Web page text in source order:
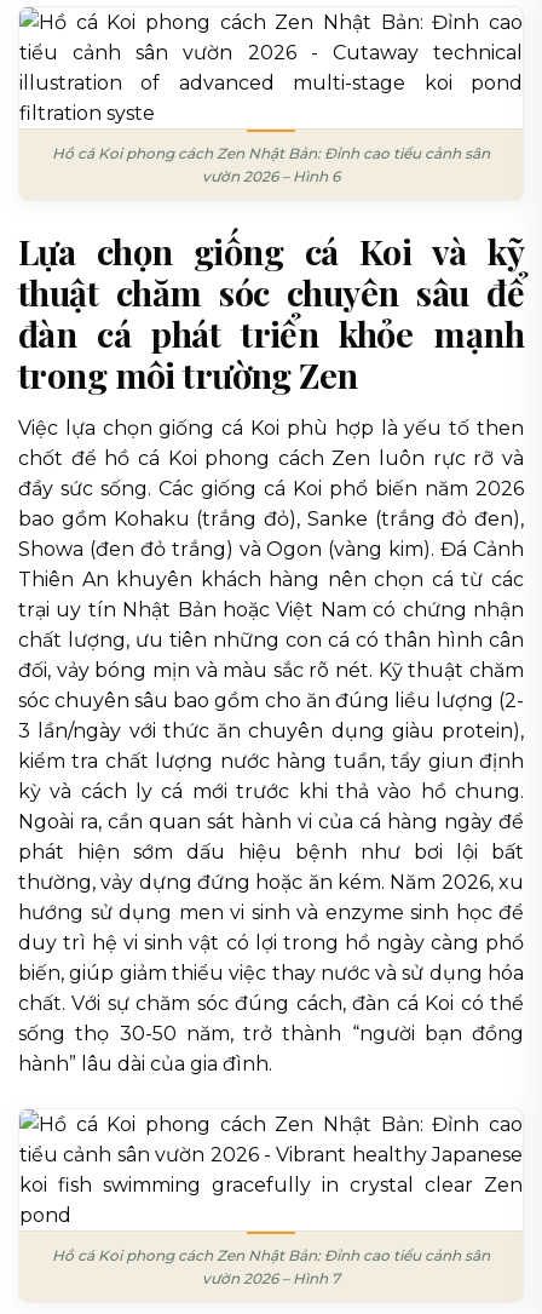
Hồ cá Koi phong cách Zen Nhật Bản: Đỉnh cao tiểu cảnh sân
vườn 2026 – Hình 6
Lựa chọn giống cá Koi và kỹ
thuật chăm sóc chuyên sâu để
đàn cá phát triển khỏe mạnh
trong môi trường Zen
Việc lựa chọn giống cá Koi phù hợp là yếu tố then
chốt để hồ cá Koi phong cách Zen luôn rực rỡ và
đầy sức sống. Các giống cá Koi phổ biến năm 2026
bao gồm Kohaku (trắng đỏ), Sanke (trắng đỏ đen),
Showa (đen đỏ trắng) và Ogon (vàng kim). Đá Cảnh
Thiên An khuyên khách hàng nên chọn cá từ các
trại uy tín Nhật Bản hoặc Việt Nam có chứng nhận
chất lượng, ưu tiên những con cá có thân hình cân
đối, vảy bóng mịn và màu sắc rõ nét. Kỹ thuật chăm
sóc chuyên sâu bao gồm cho ăn đúng liều lượng (2-
3 lần/ngày với thức ăn chuyên dụng giàu protein),
kiểm tra chất lượng nước hàng tuần, tẩy giun định
kỳ và cách ly cá mới trước khi thả vào hồ chung.
Ngoài ra, cần quan sát hành vi của cá hàng ngày để
phát hiện sớm dấu hiệu bệnh như bơi lội bất
thường, vảy dựng đứng hoặc ăn kém. Năm 2026, xu
hướng sử dụng men vi sinh và enzyme sinh học để
duy trì hệ vi sinh vật có lợi trong hồ ngày càng phổ
biến, giúp giảm thiểu việc thay nước và sử dụng hóa
chất. Với sự chăm sóc đúng cách, đàn cá Koi có thể
sống thọ 30-50 năm, trở thành “người bạn đồng
hành” lâu dài của gia đình.
Hồ cá Koi phong cách Zen Nhật Bản: Đỉnh cao tiểu cảnh sân
vườn 2026 – Hình 7